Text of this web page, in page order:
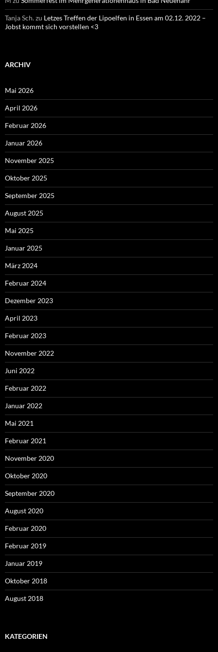
Tanja Sch.zu Letzes Treffen der Lipoelfen in Essen am 02.12. 2022 –
Jobst kommt sich vorstellen <3
ARCHIV
Mai 2026
April 2026
Februar 2026
Januar 2026
November 2025
Oktober 2025
September 2025
August 2025
Mai 2025
Januar 2025
März 2024
Februar 2024
Dezember 2023
April 2023
Februar 2023
November 2022
Juni 2022
Februar 2022
Januar 2022
Mai 2021
Februar 2021
November 2020
Oktober 2020
September 2020
August 2020
Februar 2020
Februar 2019
Januar 2019
Oktober 2018
August 2018
KATEGORIEN